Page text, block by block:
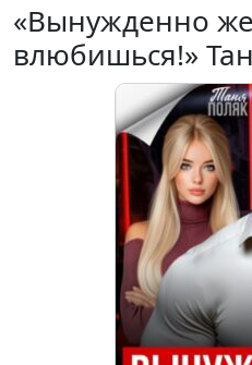
«Вынужденно
влюбишься!»